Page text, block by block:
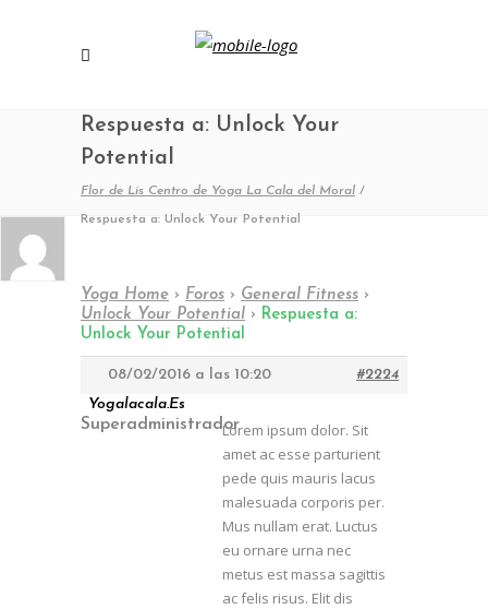
Respuesta a: Unlock Your
Potential
Flor de Lis Centro de Yoga La Cala del Moral /
Respuesta a: Unlock Your Potential
Yoga Home › Foros › General Fitness ›
Unlock Your Potential › Respuesta a:
Unlock Your Potential
08/02/2016 a las 10:20
#2224
Yogalacala.es
SuperadministradorLorem ipsum dolor. Sit
amet ac esse parturient
pede quis mauris lacus
malesuada corporis per.
Mus nullam erat. Luctus
eu ornare urna nec
metus est massa sagittis
ac felis risus. Elit dis